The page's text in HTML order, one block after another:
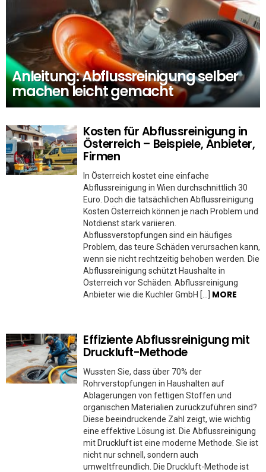
Anleitung: Abflussreinigung selber
machen leicht gemacht
Kosten für Abflussreinigung in
Österreich – Beispiele, Anbieter,
Firmen
In Österreich kostet eine einfache
Abflussreinigung in Wien durchschnittlich 30
Euro. Doch die tatsächlichen Abflussreinigung
Kosten Österreich können je nach Problem und
Notdienst stark variieren.
Abflussverstopfungen sind ein häufiges
Problem, das teure Schäden verursachen kann,
wenn sie nicht rechtzeitig behoben werden. Die
Abflussreinigung schützt Haushalte in
Österreich vor Schäden. Abflussreinigung
Anbieter wie die Kuchler GmbH […] MORE
Effiziente Abflussreinigung mit
Druckluft-Methode
Wussten Sie, dass über 70% der
Rohrverstopfungen in Haushalten auf
Ablagerungen von fettigen Stoffen und
organischen Materialien zurückzuführen sind?
Diese beeindruckende Zahl zeigt, wie wichtig
eine effektive Lösung ist. Die Abflussreinigung
mit Druckluft ist eine moderne Methode. Sie ist
nicht nur schnell, sondern auch
umweltfreundlich. Die Druckluft-Methode ist